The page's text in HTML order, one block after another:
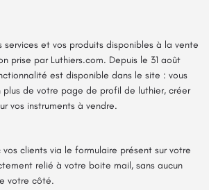
et vos produits disponibles à la vente
prise par Luthiers.com. Depuis le 31 août
est disponible dans le site : vous
plus de votre page de profil de luthier, créer
vos instruments à vendre.
clients via le formulaire présent sur votre
relié à votre boite mail, sans aucun
votre côté.